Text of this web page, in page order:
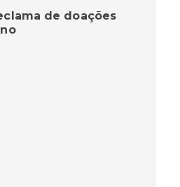
de doações